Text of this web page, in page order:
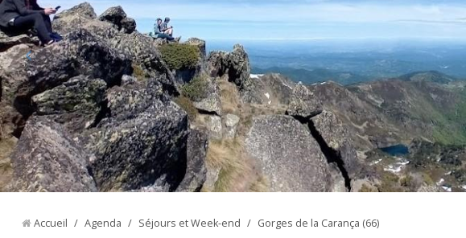
‹
Accueil / Agenda / Séjours et Week-end / Gorges de la Carança (66)